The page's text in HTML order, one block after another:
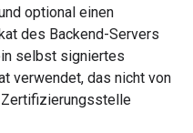
optional einen
des Backend-Servers
selbst signiertes
verwendet, das nicht von